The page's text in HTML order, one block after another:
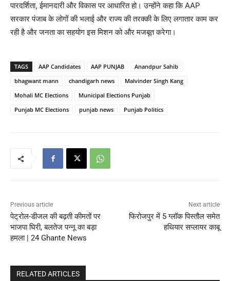
पारदर्शिता, ईमानदारी और विकास पर आधारित हो। उन्होंने कहा कि AAP
सरकार पंजाब के लोगों की भलाई और राज्य की तरक्की के लिए लगातार काम कर
रही है और जनता का सहयोग इस मिशन को और मजबूत करेगा।
TAGS AAP Candidates AAP PUNJAB
Anandpur Sahib
bhagwant mann
chandigarh news
Malvinder Singh Kang
Mohali MC Elections
Municipal Elections Punjab
Punjab MC Elections
punjab news Punjab Politics
Previous article
पेट्रोल-डीजल की बढ़ती कीमतों पर
भाजपा घिरी, बलतेज पन्नू का बड़ा
हमला | 24 Ghante News
Next article
फिरोजपुर में 5 ग्लॉक पिस्तौल समेत
हथियार सप्लायर काबू
RELATED ARTICLES